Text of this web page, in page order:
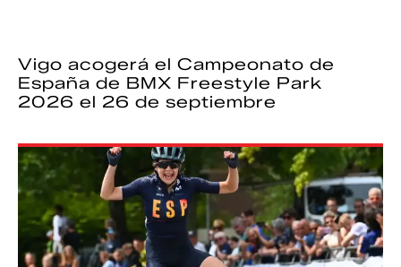
Vigo acogerá el Campeonato de
España de BMX Freestyle Park
2026 el 26 de septiembre